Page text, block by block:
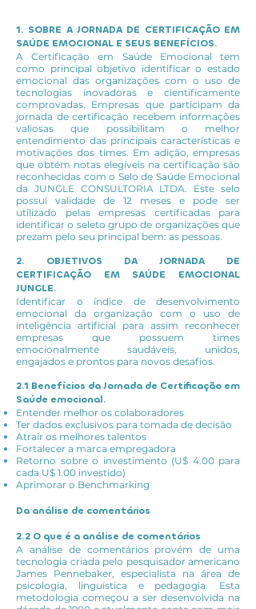
1. SOBRE A JORNADA DE CERTIFICAÇÃO EM
SAÚDE EMOCIONAL E SEUS BENEFÍCIOS.
A Certificação em Saúde Emocional tem
como principal objetivo identificar o estado
emocional das organizações com o uso de
tecnologias inovadoras e cientificamente
comprovadas. Empresas que participam da
jornada de certificação recebem informações
valiosas que possibilitam o melhor
entendimento das principais características e
motivações dos times. Em adição, empresas
que obtém notas elegíveis na certificação são
reconhecidas com o Selo de Saúde Emocional
da JUNGLE CONSULTORIA LTDA. Este selo
possui validade de 12 meses e pode ser
utilizado pelas empresas certificadas para
identificar o seleto grupo de organizações que
prezam pelo seu principal bem: as pessoas.
2. OBJETIVOS DA JORNADA DE
CERTIFICAÇÃO EM SAÚDE EMOCIONAL
JUNGLE.
Identificar o índice de desenvolvimento
emocional da organização com o uso de
inteligência artificial para assim reconhecer
empresas que possuem times
emocionalmente saudáveis, unidos,
engajados e prontos para novos desafios.
2.1 Benefícios da Jornada de Certificação em
Saúde emocional.
Entender melhor os colaboradores
Ter dados exclusivos para tomada de decisão
Atrair os melhores talentos
Fortalecer a marca empregadora
Retorno sobre o investimento (U$ 4.00 para
cada U$ 1.00 investido)
Aprimorar o Benchmarking
Da análise de comentários
2.2 O que é a análise de comentários
A análise de comentários provém de uma
tecnologia criada pelo pesquisador americano
James Pennebaker, especialista na área de
psicologia, linguística e pedagogia. Esta
metodologia começou a ser desenvolvida na